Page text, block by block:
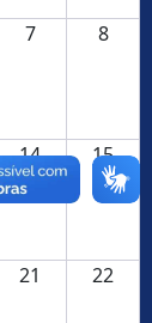
7 8
14 15
21 22